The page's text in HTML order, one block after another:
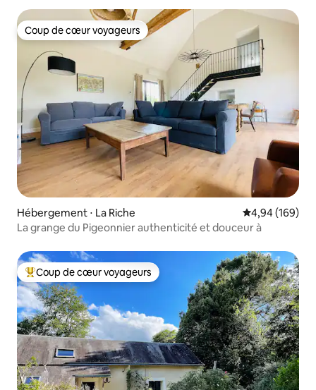
Coup de cœur voyageurs
Coup de cœur voyageurs
Hébergement ⋅ La Riche Évaluation
4,94 (169)
La grange du Pigeonnier authenticité et douceur à
Coups de cœur voyageurs les plus appréciés
Coup de cœur voyageurs